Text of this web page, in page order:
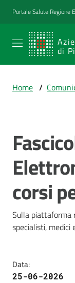
Vai al contenuto
Vai alla navigazione
Vai al footer
Portale Salute Regione
di
SERVIZIO
Emilia-
Sanitaria
di Piacenza
Prestazioni
e
percorsi
di
cura
Come
Home /
Salta al
corsi
Sulla piattaforma
specialisti, medici
Data:
25-06-2026